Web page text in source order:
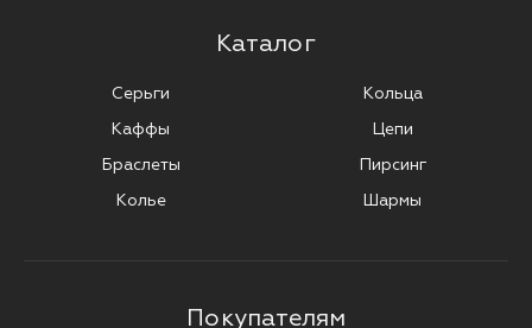
Каталог
Серьги
Каффы
Браслеты
Колье
Кольца
Цепи
Пирсинг
Шармы
Покупателям